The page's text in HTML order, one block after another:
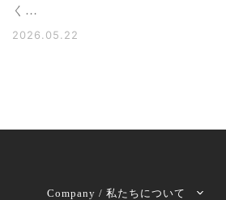
く…
2026.05.22
Company / 私たちについて